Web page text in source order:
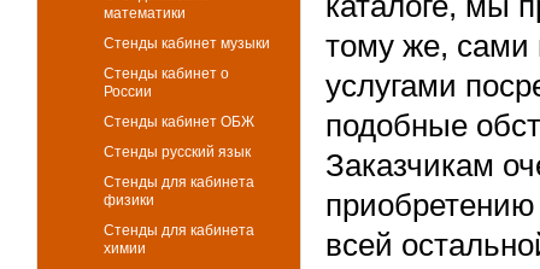
математики
Стенды кабинет музыки
Стенды кабинет о
России
Стенды кабинет ОБЖ
Стенды русский язык
Стенды для кабинета
физики
Стенды для кабинета
химии
тому же, сами
услугами
подобные
Заказчикам
приобретению
всей